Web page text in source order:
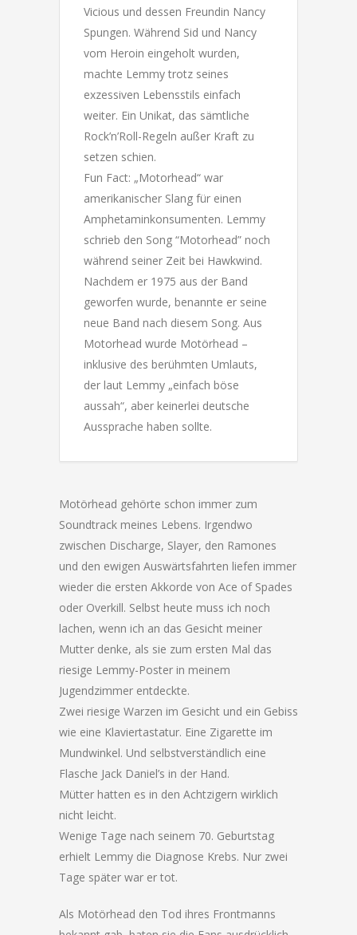
Vicious und dessen Freundin Nancy
Spungen. Während Sid und Nancy
vom Heroin eingeholt wurden,
machte Lemmy trotz seines
exzessiven Lebensstils einfach
weiter. Ein Unikat, das sämtliche
Rock’n’Roll-Regeln außer Kraft zu
setzen schien.
Fun Fact: „Motorhead“ war
amerikanischer Slang für einen
Amphetaminkonsumenten. Lemmy
schrieb den Song “Motorhead” noch
während seiner Zeit bei Hawkwind.
Nachdem er 1975 aus der Band
geworfen wurde, benannte er seine
neue Band nach diesem Song. Aus
Motorhead wurde Motörhead –
inklusive des berühmten Umlauts,
der laut Lemmy „einfach böse
aussah“, aber keinerlei deutsche
Aussprache haben sollte.
Motörhead gehörte schon immer zum
Soundtrack meines Lebens. Irgendwo
zwischen Discharge, Slayer, den Ramones
und den ewigen Auswärtsfahrten liefen immer
wieder die ersten Akkorde von Ace of Spades
oder Overkill. Selbst heute muss ich noch
lachen, wenn ich an das Gesicht meiner
Mutter denke, als sie zum ersten Mal das
riesige Lemmy-Poster in meinem
Jugendzimmer entdeckte.
Zwei riesige Warzen im Gesicht und ein Gebiss
wie eine Klaviertastatur. Eine Zigarette im
Mundwinkel. Und selbstverständlich eine
Flasche Jack Daniel’s in der Hand.
Mütter hatten es in den Achtzigern wirklich
nicht leicht.
Wenige Tage nach seinem 70. Geburtstag
erhielt Lemmy die Diagnose Krebs. Nur zwei
Tage später war er tot.
Als Motörhead den Tod ihres Frontmanns